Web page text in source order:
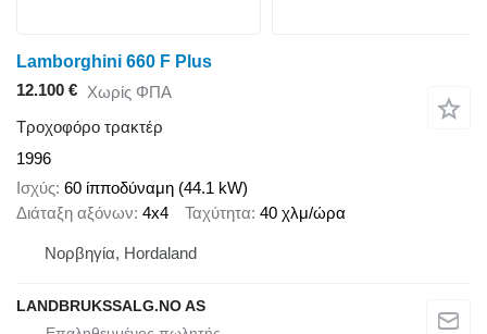
Lamborghini 660 F Plus
12.100 € Χωρίς ΦΠΑ
Τροχοφόρο τρακτέρ
1996
Ισχύς 60 ίπποδύναμη (44.1 kW)
Διάταξη αξόνων 4x4 Ταχύτητα 40 χλμ/ώρα
Νορβηγία, Hordaland
LANDBRUKSSALG.NO AS